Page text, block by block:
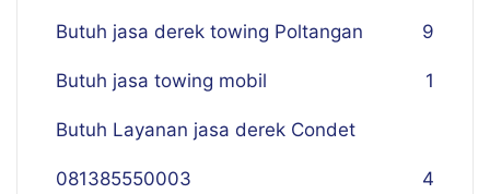
Butuh jasa derek towing Poltangan 9
Butuh jasa towing mobil 1
Butuh Layanan jasa derek Condet
081385550003 4